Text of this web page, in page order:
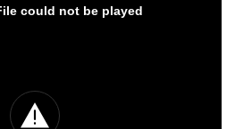
could not be played